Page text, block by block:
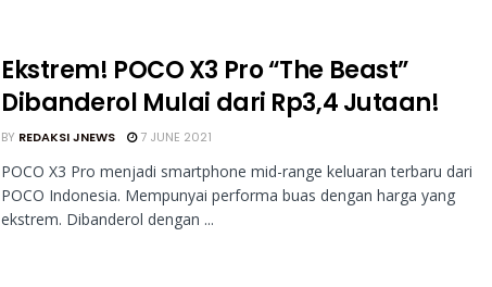
Ekstrem! POCO X3 Pro “The Beast”
Dibanderol Mulai dari Rp3,4 Jutaan!
BY REDAKSI JNEWS 7 JUNE 2021
POCO X3 Pro menjadi smartphone mid-range keluaran terbaru dari
POCO Indonesia. Mempunyai performa buas dengan harga yang
ekstrem. Dibanderol dengan ...